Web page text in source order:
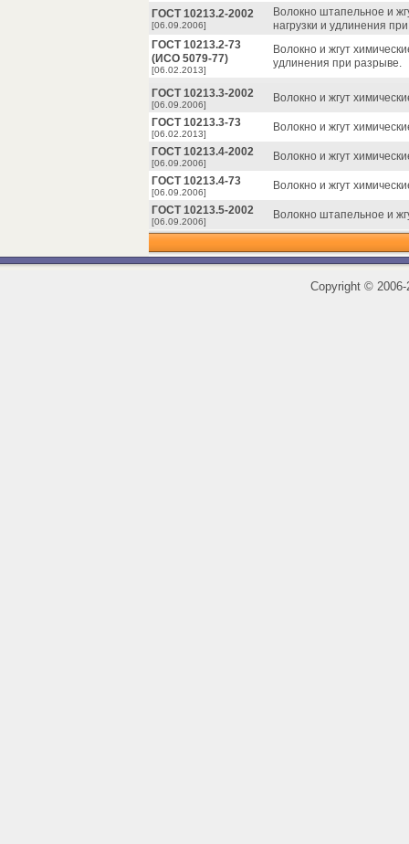
ГОСТ 10213.2-2002
[06.09.2006]
Волокно штапельное и
нагрузки и удлинения
ГОСТ 10213.2-73
(ИСО 5079-77)
[06.02.2013]
Волокно и жгут
удлинения при разрыве.
ГОСТ 10213.3-2002
[06.09.2006]
Волокно и жгут
ГОСТ 10213.3-73
[06.02.2013]
Волокно и жгут
ГОСТ 10213.4-2002
[06.09.2006]
Волокно и жгут
ГОСТ 10213.4-73
[06.09.2006]
Волокно и жгут
ГОСТ 10213.5-2002
[06.09.2006]
Волокно штапельное и
Copyright ©